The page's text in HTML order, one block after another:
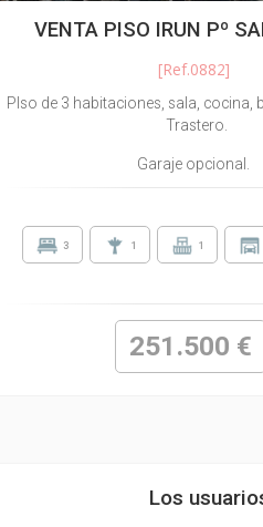
VENTA PISO IRUN Pº
[Ref.0882]
PIso de 3 habitaciones, sala, cocina,
Trastero.
Garaje opcional.
3 1 1
251.500 €
Los